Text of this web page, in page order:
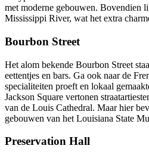
met moderne gebouwen. Bovendien
Mississippi River, wat het extra
Bourbon Street
Het alom bekende Bourbon Street
eettentjes en bars. Ga ook naar de
specialiteiten proeft en lokaal
Jackson Square vertonen
van de Louis Cathedral. Maar hier
gebouwen van het Louisiana State
Preservation Hall